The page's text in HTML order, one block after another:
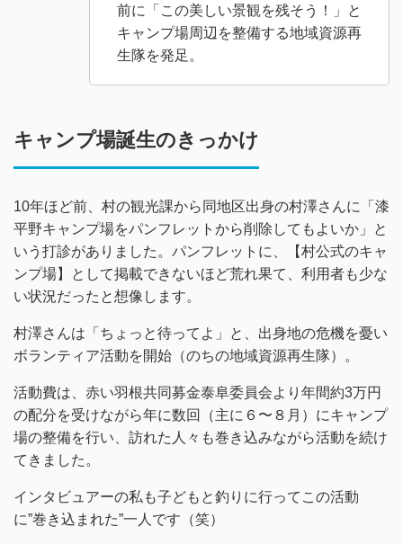
前に「この美しい景観を残そう！」と
キャンプ場周辺を整備する地域資源再
生隊を発足。
キャンプ場誕生のきっかけ
10年ほど前、村の観光課から同地区出身の村澤さんに「漆
平野キャンプ場をパンフレットから削除してもよいか」と
いう打診がありました。パンフレットに、【村公式のキャ
ンプ場】として掲載できないほど荒れ果て、利用者も少な
い状況だったと想像します。
村澤さんは「ちょっと待ってよ」と、出身地の危機を憂い
ボランティア活動を開始（のちの地域資源再生隊）。
活動費は、赤い羽根共同募金泰阜委員会より年間約3万円
の配分を受けながら年に数回（主に６〜８月）にキャンプ
場の整備を行い、訪れた人々も巻き込みながら活動を続け
てきました。
インタビュアーの私も子どもと釣りに行ってこの活動
に”巻き込まれた”一人です（笑）